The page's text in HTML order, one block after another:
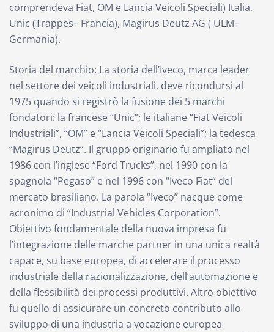
comprendeva Fiat, OM e Lancia Veicoli Speciali) Italia,
Unic (Trappes– Francia), Magirus Deutz AG ( ULM–
Germania).
Storia del marchio: La storia dell’Iveco, marca leader
nel settore dei veicoli industriali, deve ricondursi al
1975 quando si registrò la fusione dei 5 marchi
fondatori: la francese “Unic”; le italiane “Fiat Veicoli
Industriali”, “OM” e “Lancia Veicoli Speciali”; la tedesca
“Magirus Deutz”. Il gruppo originario fu ampliato nel
1986 con l’inglese “Ford Trucks”, nel 1990 con la
spagnola “Pegaso” e nel 1996 con “Iveco Fiat” del
mercato brasiliano. La parola “Iveco” nacque come
acronimo di “Industrial Vehicles Corporation”.
Obiettivo fondamentale della nuova impresa fu
l’integrazione delle marche partner in una unica realtà
capace, su base europea, di accelerare il processo
industriale della razionalizzazione, dell’automazione e
della flessibilità dei processi produttivi. Altro obiettivo
fu quello di assicurare un concreto contributo allo
sviluppo di una industria a vocazione europea